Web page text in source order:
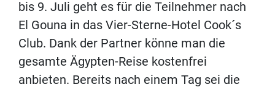
bis 9. Juli geht es für die Teilnehmer nach
El Gouna in das Vier-Sterne-Hotel Cook´s
Club. Dank der Partner könne man die
gesamte Ägypten-Reise kostenfrei
anbieten. Bereits nach einem Tag sei die